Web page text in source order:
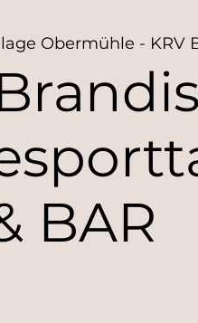
Obermühle - KRV
BAR